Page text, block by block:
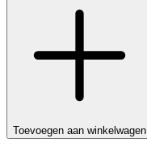
Toevoegen aan winkelwagen